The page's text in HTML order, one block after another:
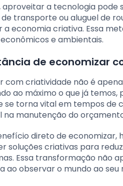
aproveitar a tecnologia
transporte ou aluguel de
a economia criativa. Essa
e ambientais.
de economizar
com criatividade não é
ao máximo o que já
se torna vital em tempos de
na manutenção do
direto de economizar,
soluções criativas para
Essa transformação não
ao observar o mundo ao